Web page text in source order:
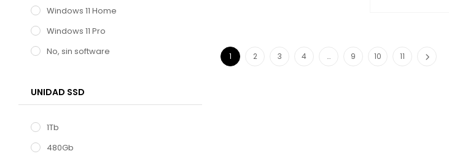
Windows 11 Home
Windows 11 Pro
No, sin software
UNIDAD SSD
1Tb
480Gb
1 2 3 4 … 9 10 11